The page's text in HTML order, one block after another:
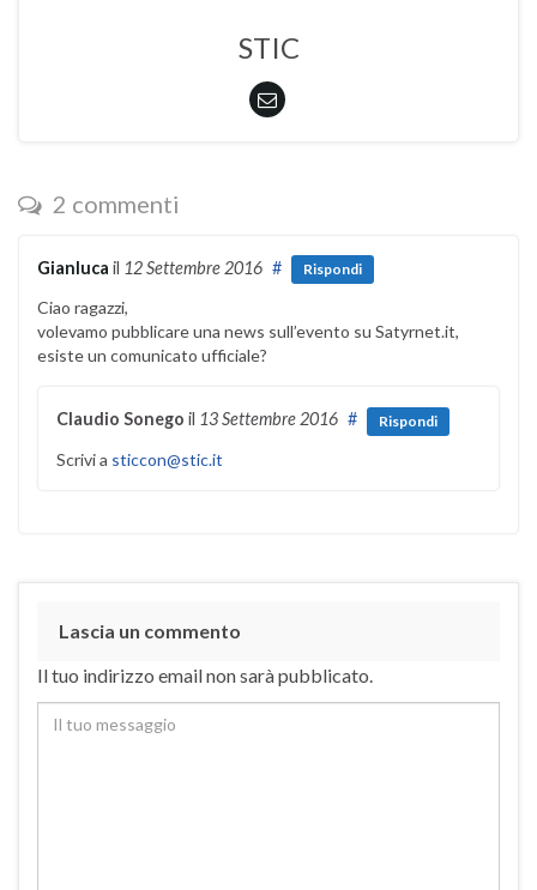
STIC
2 commenti
Gianluca il 12 Settembre 2016 # Rispondi
Ciao ragazzi,
volevamo pubblicare una news sull’evento su Satyrnet.it,
esiste un comunicato ufficiale?
Claudio Sonego il 13 Settembre 2016 # Rispondi
Scrivi a sticcon@stic.it
Lascia un commento
Il tuo indirizzo email non sarà pubblicato.